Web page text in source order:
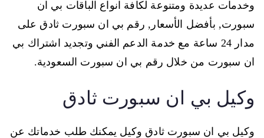
وخدمات عديدة ومتنوعة لكافة انواع الباقات بي ان
سبورت, بأفضل الأسعار, رقم بي ان سبورت ثادق على
مدار 24 ساعة مع خدمة الدعم الفني وتجديد اشتراك بي
ان سبورت من خلال رقم بي ان سبورت السعودية.
وكيل بي ان سبورت ثادق
وكيل بي ان سبورت ثادق وكيل يمكنك طلب خدماتك عن